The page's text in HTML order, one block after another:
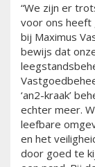
“We zijn er
voor ons heeft
bij Maximus
bewijs dat
‘an2-kraak’
echter meer.
leefbare
en het
door goed te